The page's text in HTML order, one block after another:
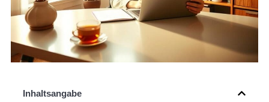
Inhaltsangabe